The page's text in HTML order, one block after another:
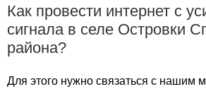
село Кирицы
село Красильниково
село Кутуково
село Малышево
Как провести интернет с
сигнала в селе Островки
района?
Для этого нужно связаться с нашим